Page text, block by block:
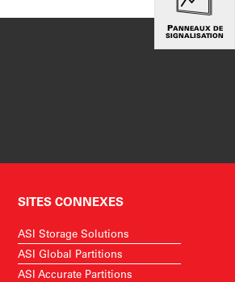
PANNEAUX DE
SIGNALISATION
SITES CONNEXES
ASI Storage Solutions
ASI Global Partitions
ASI Accurate Partitions